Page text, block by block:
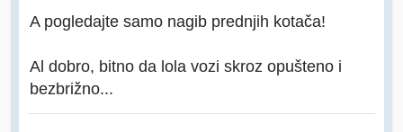
A pogledajte samo nagib prednjih kotača!
Al dobro, bitno da lola vozi skroz opušteno i
bezbrižno...